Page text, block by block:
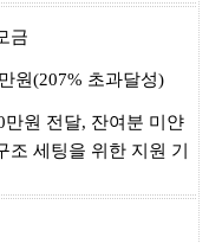
금
원(207% 초과달성)
원 전달, 잔여분 미얀
세팅을 위한 지원 기